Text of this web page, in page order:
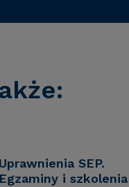
Uprawnienia SEP.
Egzaminy i szkolenia